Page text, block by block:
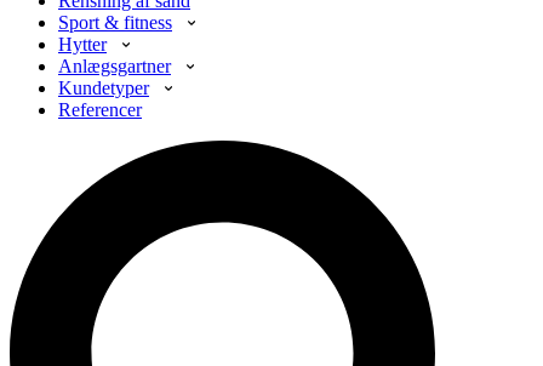
Sport & fitness
Hytter
Anlægsgartner
Kundetyper
Referencer